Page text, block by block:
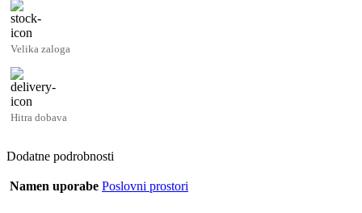
Velika zaloga
Hitra dobava
Dodatne podrobnosti
Namen uporabe Poslovni prostori